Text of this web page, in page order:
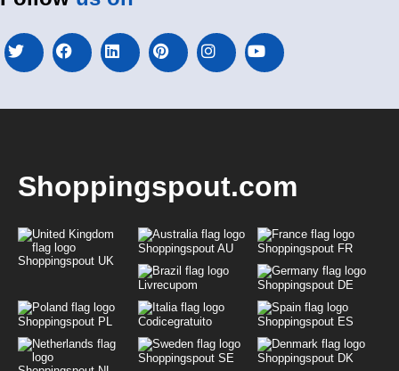
Shoppingspout.com
Shoppingspout UK
Shoppingspout AU Shoppingspout FR
Livrecupom Shoppingspout DE
Shoppingspout PL Codicegratuito Shoppingspout ES
Shoppingspout SE Shoppingspout DK